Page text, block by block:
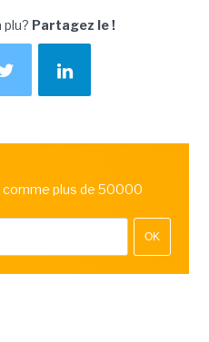
plu? Partagez le !
plus de 50000
OK